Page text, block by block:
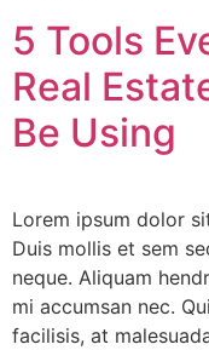
5 Tools
Real
Be Using
Lorem ipsum dolor
Duis mollis et sem
neque. Aliquam
mi accumsan nec.
facilisis, at